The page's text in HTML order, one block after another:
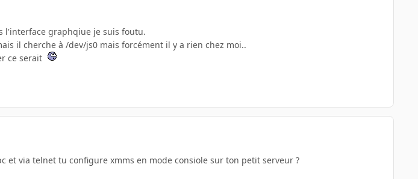
l'interface graphqiue je suis foutu.
il cherche à /dev/js0 mais forcément il y a rien chez moi..
ce serait
et via telnet tu configure xmms en mode consiole sur ton petit serveur ?